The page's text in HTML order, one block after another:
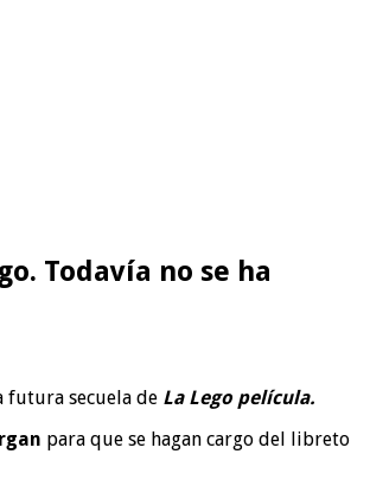
Todavía no se ha
futura secuela de La Lego película.
para que se hagan cargo del libreto